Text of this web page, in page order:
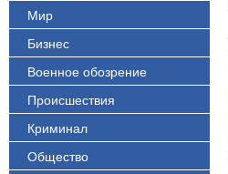
Мир
Бизнес
Военное обозрение
Происшествия
Криминал
Общество